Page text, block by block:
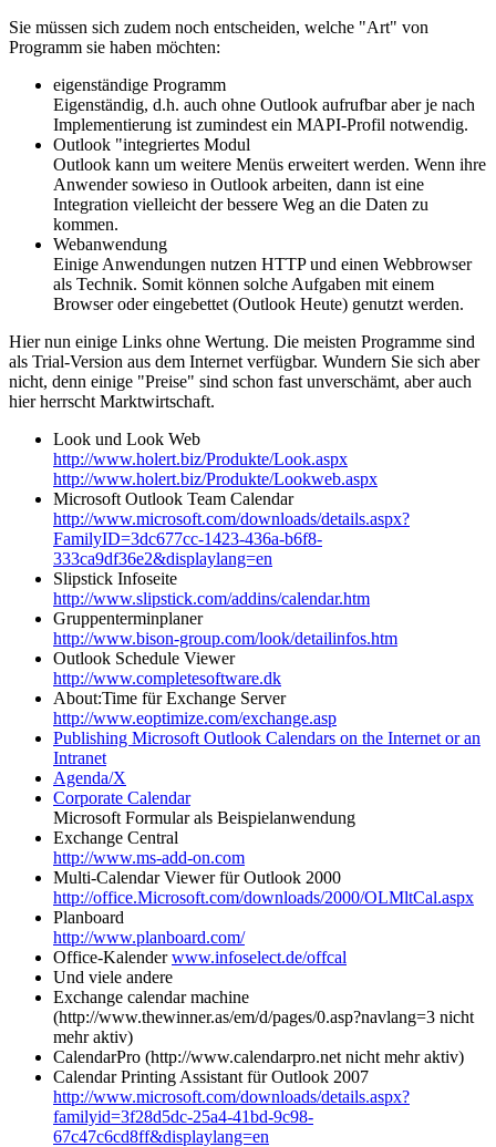
Sie müssen sich zudem noch entscheiden, welche "Art" von
Programm sie haben möchten:
eigenständige Programm
Eigenständig, d.h. auch ohne Outlook aufrufbar aber je nach
Implementierung ist zumindest ein MAPI-Profil notwendig.
Outlook "integriertes Modul
Outlook kann um weitere Menüs erweitert werden. Wenn ihre
Anwender sowieso in Outlook arbeiten, dann ist eine
Integration vielleicht der bessere Weg an die Daten zu
kommen.
Webanwendung
Einige Anwendungen nutzen HTTP und einen Webbrowser
als Technik. Somit können solche Aufgaben mit einem
Browser oder eingebettet (Outlook Heute) genutzt werden.
Hier nun einige Links ohne Wertung. Die meisten Programme sind
als Trial-Version aus dem Internet verfügbar. Wundern Sie sich aber
nicht, denn einige "Preise" sind schon fast unverschämt, aber auch
hier herrscht Marktwirtschaft.
Look und Look Web
http://www.holert.biz/Produkte/Look.aspx
http://www.holert.biz/Produkte/Lookweb.aspx
Microsoft Outlook Team Calendar
http://www.microsoft.com/downloads/details.aspx?
FamilyID=3dc677cc-1423-436a-b6f8-
333ca9df36e2&displaylang=en
Slipstick Infoseite
http://www.slipstick.com/addins/calendar.htm
Gruppenterminplaner
http://www.bison-group.com/look/detailinfos.htm
Outlook Schedule Viewer
http://www.completesoftware.dk
About:Time für Exchange Server
http://www.eoptimize.com/exchange.asp
Publishing Microsoft Outlook Calendars on the Internet or an
Intranet
Agenda/X
Corporate Calendar
Microsoft Formular als Beispielanwendung
Exchange Central
http://www.ms-add-on.com
Multi-Calendar Viewer für Outlook 2000
http://office.Microsoft.com/downloads/2000/OLMltCal.aspx
Planboard
http://www.planboard.com/
Office-Kalenderwww.infoselect.de/offcal
Und viele andere
Exchange calendar machine
(http://www.thewinner.as/em/d/pages/0.asp?navlang=3 nicht
mehr aktiv)
CalendarPro (http://www.calendarpro.net nicht mehr aktiv)
Calendar Printing Assistant für Outlook 2007
http://www.microsoft.com/downloads/details.aspx?
familyid=3f28d5dc-25a4-41bd-9c98-
67c47c6cd8ff&displaylang=en